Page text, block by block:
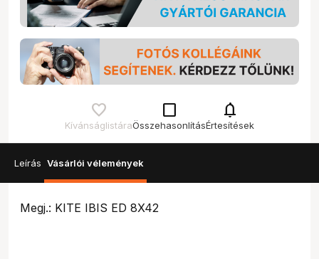
Kívánságlistára
check_box_outline_blank
Összehasonlítás
notifications
Értesítések
Leírás Vásárlói vélemények
Megj.: KITE IBIS ED 8X42